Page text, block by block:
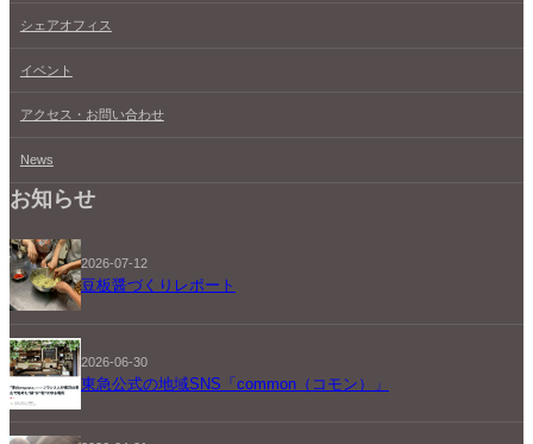
シェアオフィス
イベント
アクセス・お問い合わせ
News
お知らせ
2026-07-12
豆板醤づくりレポート
2026-06-30
東急公式の地域SNS「common（コモン）」